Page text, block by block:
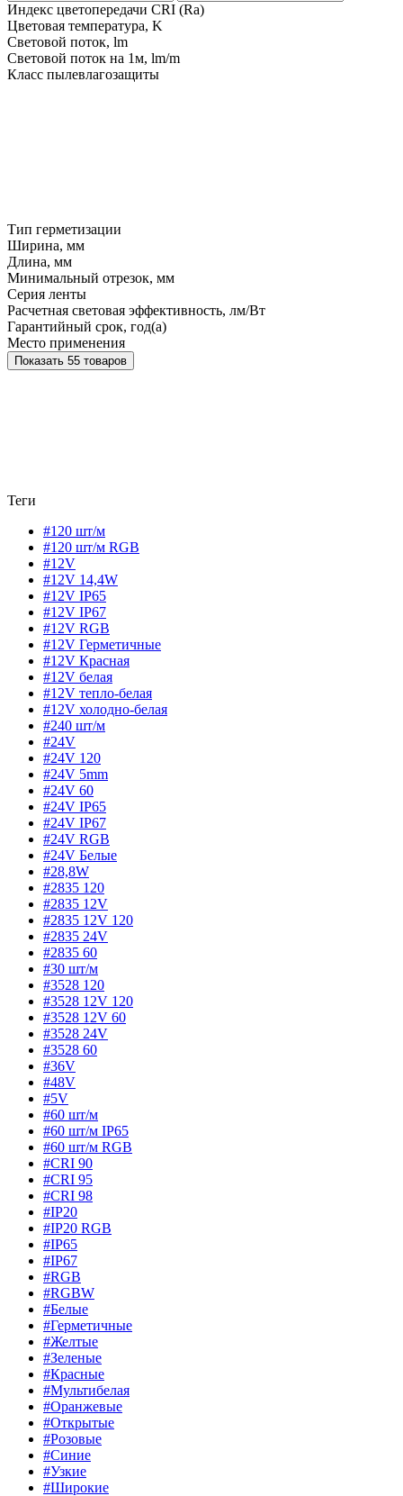
Индекс цветопередачи CRI (Ra)
Цветовая температура, K
Световой поток, lm
Световой поток на 1м, lm/m
Класс пылевлагозащиты
Тип герметизации
Ширина, мм
Длина, мм
Минимальный отрезок, мм
Серия ленты
Расчетная световая эффективность, лм/Вт
Гарантийный срок, год(а)
Место применения
Показать 55 товаров
Теги
#120 шт/м
#120 шт/м RGB
#12V
#12V 14,4W
#12V IP65
#12V IP67
#12V RGB
#12V Герметичные
#12V Красная
#12V белая
#12V тепло-белая
#12V холодно-белая
#240 шт/м
#24V
#24V 120
#24V 5mm
#24V 60
#24V IP65
#24V IP67
#24V RGB
#24V Белые
#28,8W
#2835 120
#2835 12V
#2835 12V 120
#2835 24V
#2835 60
#30 шт/м
#3528 120
#3528 12V 120
#3528 12V 60
#3528 24V
#3528 60
#36V
#48V
#5V
#60 шт/м
#60 шт/м IP65
#60 шт/м RGB
#CRI 90
#CRI 95
#CRI 98
#IP20
#IP20 RGB
#IP65
#IP67
#RGB
#RGBW
#Белые
#Герметичные
#Желтые
#Зеленые
#Красные
#Мультибелая
#Оранжевые
#Открытые
#Розовые
#Синие
#Узкие
#Широкие